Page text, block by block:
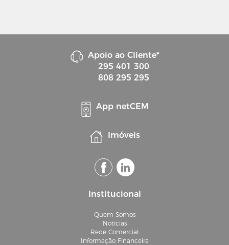
Apoio ao Cliente*
295 401 300
808 295 295
App netCEM
Imóveis
Institucional
Quem Somos
Notícias
Rede Comercial
Informação Financeira